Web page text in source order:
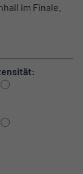
im Finale.